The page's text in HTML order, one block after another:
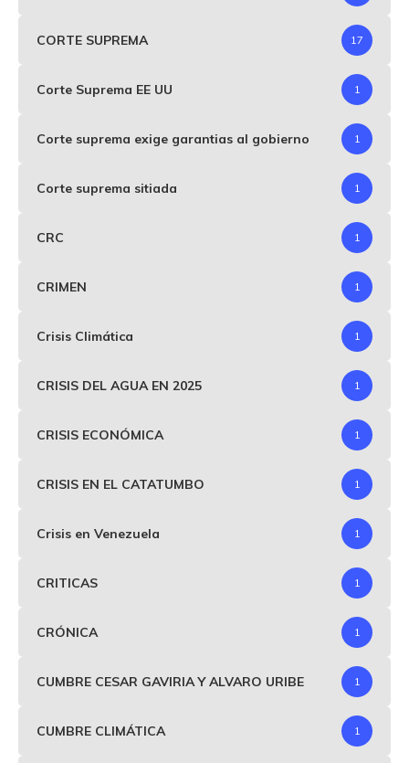
CORTE SUPREMA 17
Corte Suprema EE UU 1
Corte suprema exige garantias al gobierno 1
Corte suprema sitiada 1
CRC 1
CRIMEN 1
Crisis Climática 1
CRISIS DEL AGUA EN 2025 1
CRISIS ECONÓMICA 1
CRISIS EN EL CATATUMBO 1
Crisis en Venezuela 1
CRITICAS 1
CRÓNICA 1
CUMBRE CESAR GAVIRIA Y ALVARO URIBE 1
CUMBRE CLIMÁTICA 1